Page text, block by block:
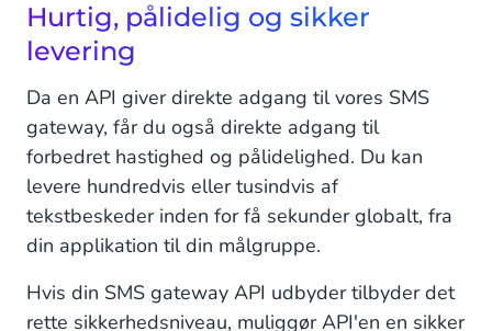
Hurtig, pålidelig og sikker
levering
Da en API giver direkte adgang til vores SMS
gateway, får du også direkte adgang til
forbedret hastighed og pålidelighed. Du kan
levere hundredvis eller tusindvis af
tekstbeskeder inden for få sekunder globalt, fra
din applikation til din målgruppe.
Hvis din SMS gateway API udbyder tilbyder det
rette sikkerhedsniveau, muliggør API'en en sikker